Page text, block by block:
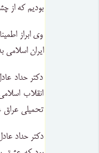
بودیم که از
وی ابراز
ایران اسلامی
دکتر حداد
انقلاب
تحمیلی عراق
دکتر حداد